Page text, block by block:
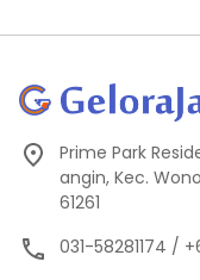
Prime Park
angin, Kec.
61261
031-58281174 /